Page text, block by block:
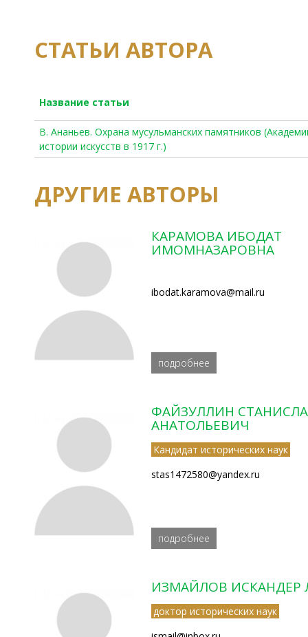
СТАТЬИ АВТОРА
Название статьи
В. Ананьев. Охрана мусульманских памятников
истории искусств в 1917 г.)
ДРУГИЕ АВТОРЫ
КАРАМОВА ИБОДАТ
ИМОМНАЗАРОВНА
ibodat.karamova@mail.ru
подробнее
ФАЙЗУЛЛИН
АНАТОЛЬЕВИЧ
Кандидат исторических наук
stas1472580@yandex.ru
подробнее
ИЗМАЙЛОВ ИСКАНДЕР
доктор исторических наук